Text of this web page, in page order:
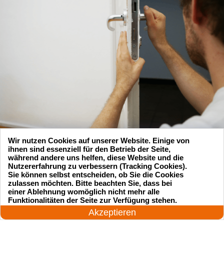
Suchen Sie einen Schlüsseldienst
zu einem vernünftigen Preis?
24 Stunden am Tag
Akzeptieren
Wir nutzen Cookies auf unserer Website. Einige von
ihnen sind essenziell für den Betrieb der Seite,
während andere uns helfen, diese Website und die
Nutzererfahrung zu verbessern (Tracking Cookies).
Sie können selbst entscheiden, ob Sie die Cookies
zulassen möchten. Bitte beachten Sie, dass bei
einer Ablehnung womöglich nicht mehr alle
Funktionalitäten der Seite zur Verfügung stehen.